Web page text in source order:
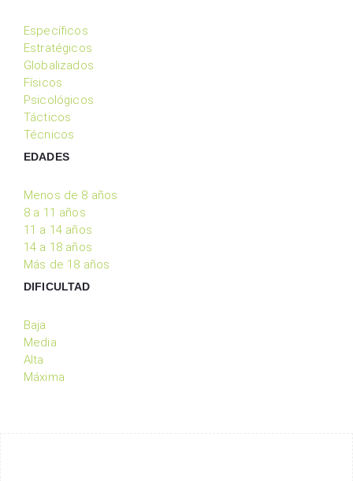
Específicos
Estratégicos
Globalizados
Físicos
Psicológicos
Tácticos
Técnicos
EDADES
Menos de 8 años
8 a 11 años
11 a 14 años
14 a 18 años
Más de 18 años
DIFICULTAD
Baja
Media
Alta
Máxima